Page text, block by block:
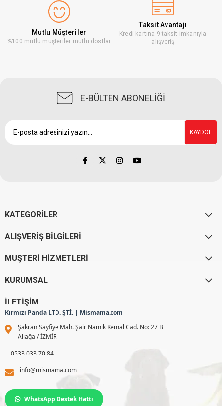
Mutlu Müşteriler
%100 mutlu müşteriler mutlu dostlar
Taksit Avantajı
Kredi kartına 9 taksit imkanıyla
alışveriş
E-BÜLTEN ABONELİĞİ
KAYDOL
KATEGORİLER
ALIŞVERİŞ BİLGİLERİ
MÜŞTERİ HİZMETLERİ
KURUMSAL
İLETİŞİM
Kırmızı Panda LTD. ŞTİ. | Mismama.com
Şakran Sayfiye Mah. Şair Namık Kemal Cad. No: 27 B
Aliağa / İZMİR
0533 033 70 84
info@mismama.com
WhatsApp Destek Hattı